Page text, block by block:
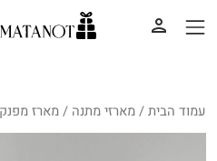
עמוד הבית/מארזי מתנה / מארז